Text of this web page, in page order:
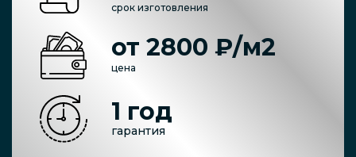
срок изготовления
от 2800 ₽/м2
цена
1 год
гарантия